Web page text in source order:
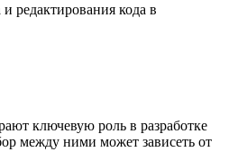
редактирования кода в
ключевую роль в разработке
между ними может зависеть от